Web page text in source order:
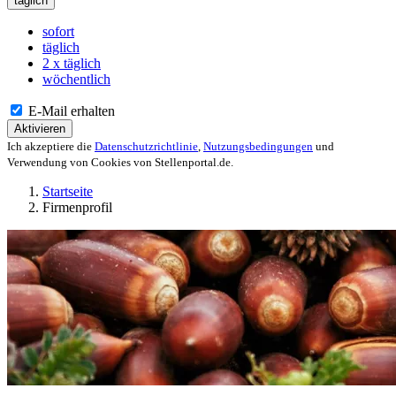
sofort
täglich
2 x täglich
wöchentlich
E-Mail erhalten
Aktivieren
Ich akzeptiere die Datenschutzrichtlinie, Nutzungsbedingungen und
Verwendung von Cookies von Stellenportal.de.
Startseite
Firmenprofil